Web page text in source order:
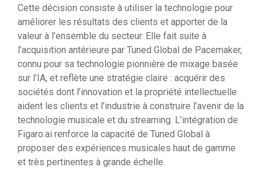
Cette décision consiste à utiliser la technologie pour
améliorer les résultats des clients et apporter de la
valeur à l’ensemble du secteur. Elle fait suite à
l’acquisition antérieure par Tuned Global de Pacemaker,
connu pour sa technologie pionnière de mixage basée
sur l’IA, et reflète une stratégie claire : acquérir des
sociétés dont l’innovation et la propriété intellectuelle
aident les clients et l’industrie à construire l’avenir de la
technologie musicale et du streaming. L’intégration de
Figaro.ai renforce la capacité de Tuned Global à
proposer des expériences musicales haut de gamme
et très pertinentes à grande échelle.